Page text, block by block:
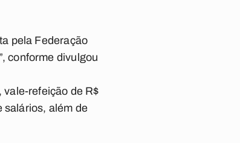
pela Federação
conforme divulgou
vale-refeição de R$
salários, além de